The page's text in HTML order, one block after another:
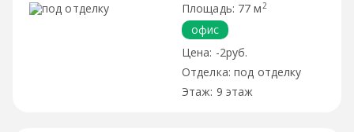
77 м 2
офис
-2руб.
под отделку
9 этаж